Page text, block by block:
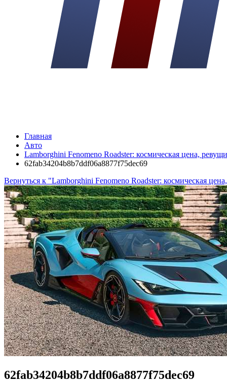
Главная
Авто
Lamborghini Fenomeno Roadster: космическая цена,
62fab34204b8b7ddf06a8877f75dec69
Вернуться к "Lamborghini Fenomeno Roadster: космическая
62fab34204b8b7ddf06a8877f75dec69